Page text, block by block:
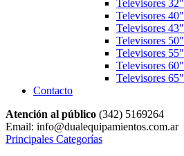
Televisores 32″
Televisores 40″
Televisores 43″
Televisores 50″
Televisores 55″
Televisores 60″
Televisores 65″
Contacto
Atención al público (342) 5169264
Email: info@dualequipamientos.com.ar
Principales Categorías